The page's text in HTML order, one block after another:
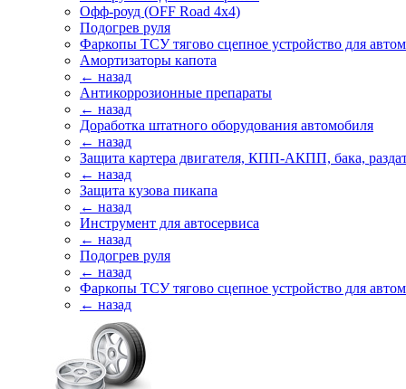
Офф-роуд (OFF Road 4x4)
Подогрев руля
Фаркопы ТСУ тягово сцепное устройство для
Амортизаторы капота
← назад
Антикоррозионные препараты
← назад
Доработка штатного оборудования автомобиля
← назад
Защита картера двигателя, КПП-АКПП, бака,
← назад
Защита кузова пикапа
← назад
Инструмент для автосервиса
← назад
Подогрев руля
← назад
Фаркопы ТСУ тягово сцепное устройство для
← назад